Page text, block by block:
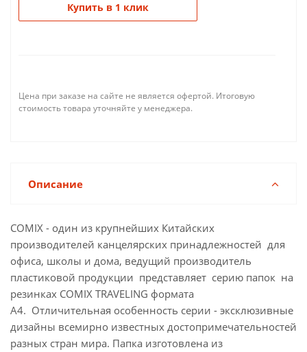
Купить в 1 клик
Цена при заказе на сайте не является офертой. Итоговую
стоимость товара уточняйте у менеджера.
Описание
COMIX - один из крупнейших Китайских
производителей канцелярских принадлежностей для
офиса, школы и дома, ведущий производитель
пластиковой продукции представляет серию папок на
резинках COMIX TRAVELING формата
А4. Отличительная особенность серии - эксклюзивные
дизайны всемирно известных достопримечательностей
разных стран мира. Папка изготовлена из